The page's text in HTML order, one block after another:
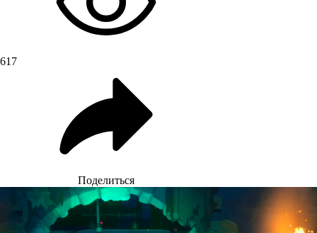
617
Поделиться